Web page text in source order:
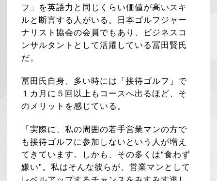
フ」を英語力と同じくらい価値が高いスキ
ルと断言する人がいる。日本ゴルフジャー
ナリスト協会の会員でもあり、ビジネスコ
ンサルタントとして活躍している冨田賢氏
だ。
冨田氏自身、多い時には「接待ゴルフ」で
１カ月に５回以上もコースへ出るほど、そ
のメリットを感じている。
「実際に、私の周囲の若手営業マンの方で
も接待ゴルフに参加しないという人が増え
てきています。しかも、その多くは“食わず
嫌い”。私はそんな彼らが、営業マンとして